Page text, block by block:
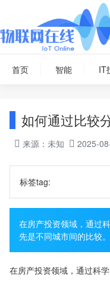
首页 智能 IT
如何通过比较
来源：未知 2025-
标签tag:
在房产投资领域，通过
先是不同城市间的比较
在房产投资领域，通过科